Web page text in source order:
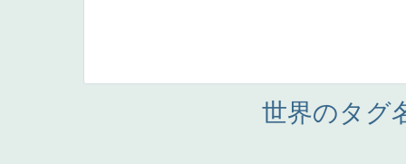
世界のタグ